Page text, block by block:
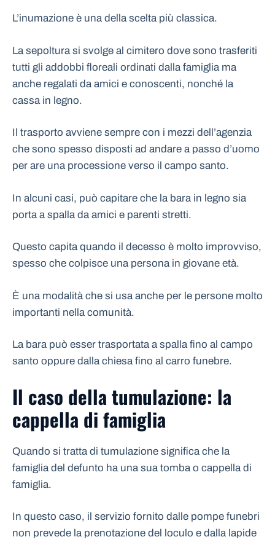
L’inumazione è una della scelta più classica.
La sepoltura si svolge al cimitero dove sono trasferiti
tutti gli addobbi floreali ordinati dalla famiglia ma
anche regalati da amici e conoscenti, nonché la
cassa in legno.
Il trasporto avviene sempre con i mezzi dell’agenzia
che sono spesso disposti ad andare a passo d’uomo
per are una processione verso il campo santo.
In alcuni casi, può capitare che la bara in legno sia
porta a spalla da amici e parenti stretti.
Questo capita quando il decesso è molto improvviso,
spesso che colpisce una persona in giovane età.
È una modalità che si usa anche per le persone molto
importanti nella comunità.
La bara può esser trasportata a spalla fino al campo
santo oppure dalla chiesa fino al carro funebre.
Il caso della tumulazione: la
cappella di famiglia
Quando si tratta di tumulazione significa che la
famiglia del defunto ha una sua tomba o cappella di
famiglia.
In questo caso, il servizio fornito dalle pompe funebri
non prevede la prenotazione del loculo e dalla lapide